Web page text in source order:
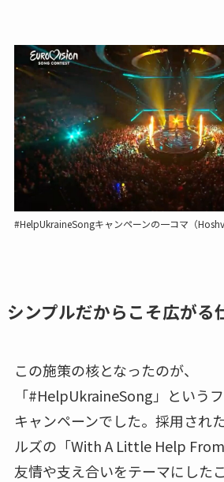
#HelpUkraineSongキャンペーンの一コマ（
シンプルだからこそ広がる
この施策の核となったのが、
「#HelpUkraineSong」という
キャンペーンでした。採用され
ルズの「With A Little Help From
友情や支え合いをテーマにした